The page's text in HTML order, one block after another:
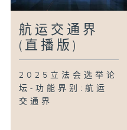
航运交通界
(直播版)
2025立法会选举论
坛-功能界别:航运
交通界